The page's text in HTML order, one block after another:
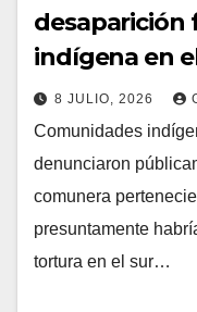
desaparición
indígena en
8 JULIO, 2026
Comunidades
denunciaron
comunera
presuntamente
tortura en el sur…